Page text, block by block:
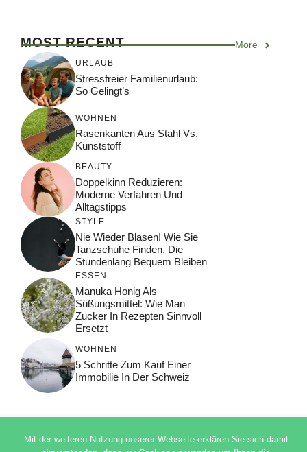
MOST RECENT More
URLAUB
Stressfreier Familienurlaub:
So Gelingt’s
WOHNEN
Rasenkanten Aus Stahl Vs.
Kunststoff
BEAUTY
Doppelkinn Reduzieren:
Moderne Verfahren Und
Alltagstipps
STYLE
Nie Wieder Blasen! Wie Sie
Tanzschuhe Finden, Die
Stundenlang Bequem Bleiben
ESSEN
Manuka Honig Als
Süßungsmittel: Wie Man
Zucker In Rezepten Sinnvoll
Ersetzt
WOHNEN
5 Schritte Zum Kauf Einer
Immobilie In Der Schweiz
© 2026 ADSIMPLE
Mit der weiteren Nutzung unserer Webseite erklären Sie sich damit